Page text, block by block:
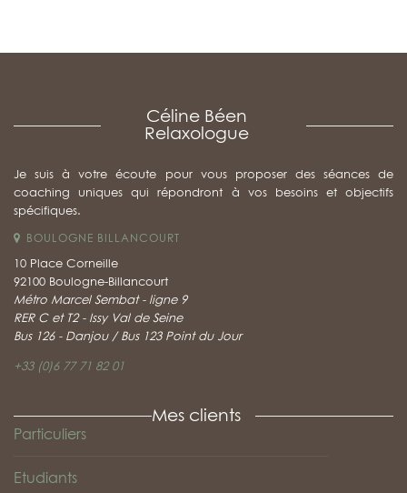
Céline Béen
Relaxologue
Je suis à votre écoute pour vous proposer des séances de
coaching uniques qui répondront à vos besoins et objectifs
spécifiques.
BOULOGNE BILLANCOURT
10 Place Corneille
92100 Boulogne-Billancourt
Métro Marcel Sembat - ligne 9
RER C et T2 - Issy Val de Seine
Bus 126 - Danjou / Bus 123 Point du Jour
+33 (0)6 77 71 82 01
Mes clients
Particuliers
Etudiants